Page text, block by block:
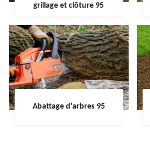
grillage et clôture 95
Abattage d'arbres 95